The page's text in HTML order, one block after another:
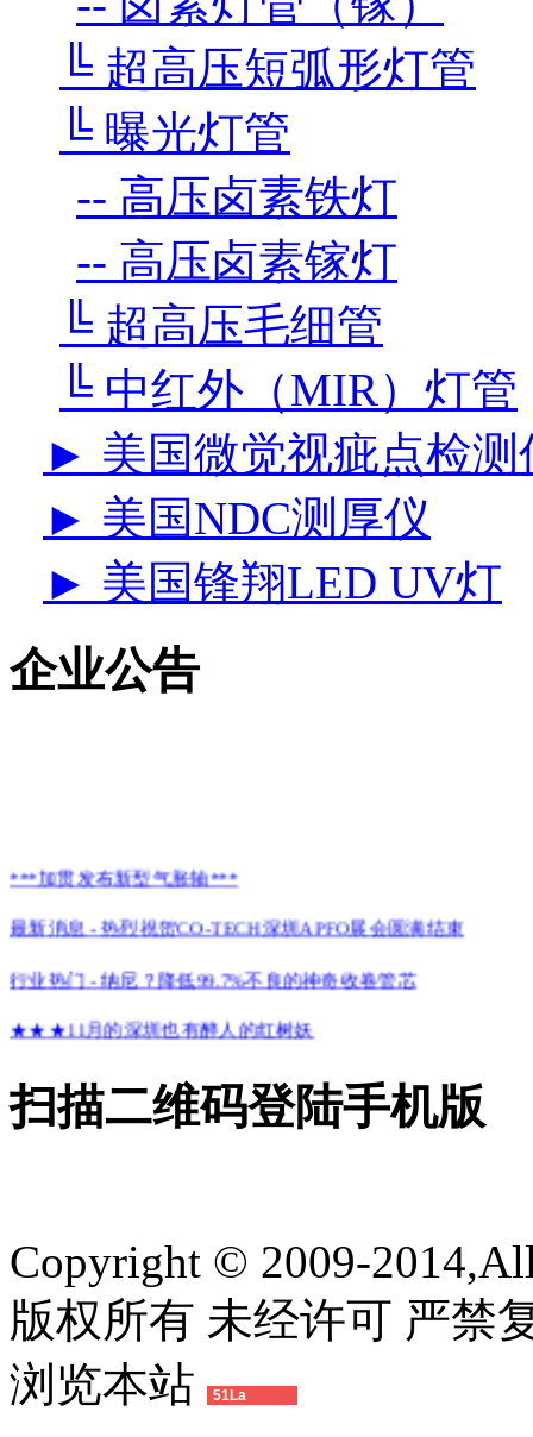
╚ 超高压短弧形灯管
╚ 曝光灯管
-- 高压卤素铁灯
-- 高压卤素镓灯
╚ 超高压毛细管
╚ 中红外（MIR）灯管
► 美国微觉视疵点检测
► 美国NDC测厚仪
► 美国锋翔LED UV灯
企业公告
★CO-TECH参加15年深圳国际高性能薄膜制造技术展
扫描二维码登陆手机版
Copyright © 2009-
版权所有 未经许可 严禁
浏览本站
51La